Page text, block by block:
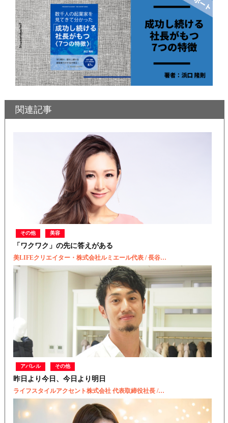
関連記事
その他 美容
「ワクワク」の先に答えがある
美LIFEクリエイター・株式会社ルミエール代表 / 長谷…
アパレル その他
昨日より今日、今日より明日
ライフスタイルアクセント株式会社 代表取締役社長 /…